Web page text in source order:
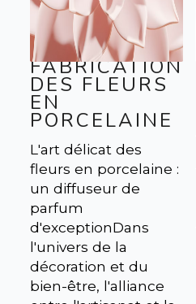
FABRICATION
DES FLEURS
EN
PORCELAINE
L'art délicat des
fleurs en porcelaine :
un diffuseur de
parfum
d'exceptionDans
l'univers de la
décoration et du
bien-être, l'alliance